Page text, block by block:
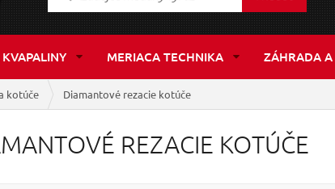
MERIACA TECHNIKA ZÁHRADA
kotúče Diamantové rezacie kotúče
REZACIE KOTÚČE